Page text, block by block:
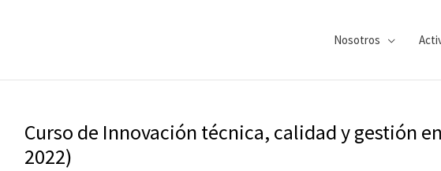
Nosotros
Curso de Innovación técnica, calidad y gestión
2022)